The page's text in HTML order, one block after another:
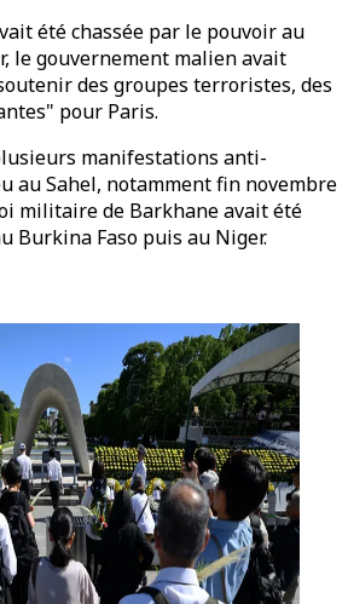
été chassée par le pouvoir au
le gouvernement malien avait
des groupes terroristes, des
pour Paris.
manifestations anti-
au Sahel, notamment fin novembre
militaire de Barkhane avait été
Burkina Faso puis au Niger.